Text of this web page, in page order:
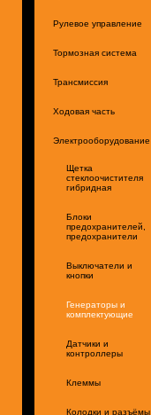
Рулевое управление
Тормозная система
Трансмиссия
Ходовая часть
Электрооборудование
Щетка
стеклоочистителя
гибридная
Блоки
предохранителей,
предохранители
Выключатели и
кнопки
Генераторы и
комплектующие
Датчики и
контроллеры
Клеммы
Колодки и разъёмы